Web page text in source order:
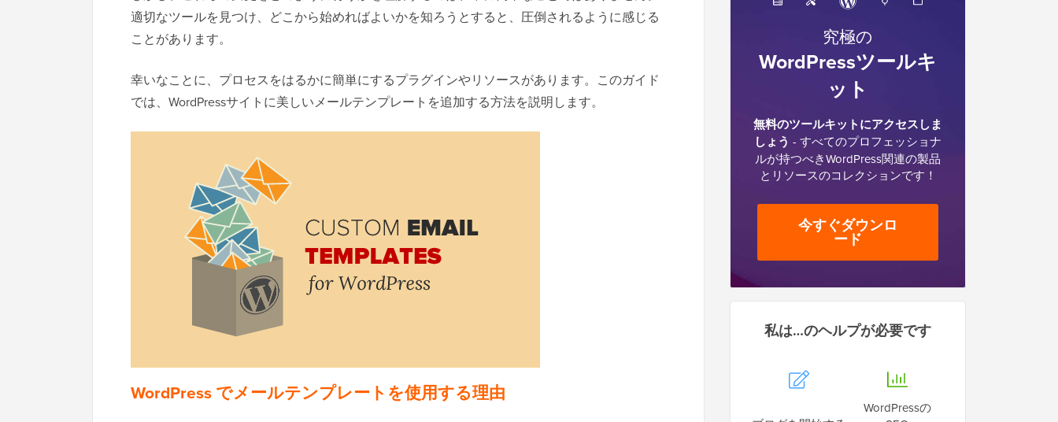
適切なツールを見つけ、どこから始めればよいかを知ろうとすると、圧倒されるように感じる
ことがあります。
幸いなことに、プロセスをはるかに簡単にするプラグインやリソースがあります。このガイド
では、WordPressサイトに美しいメールテンプレートを追加する方法を説明します。
WordPress でメールテンプレートを使用する理由
究極の
WordPressツールキ
ット
無料のツールキットにアクセスしま
しょう - すべてのプロフェッショナ
ルが持つべきWordPress関連の製品
とリソースのコレクションです！
今すぐダウンロ
ード
私は…のヘルプが必要です
WordPressの